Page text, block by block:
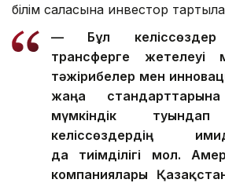
білім саласына инвестор
— Бұл келіссөздер
трансферге жетелеуі
тәжірибелер мен
жаңа
мүмкіндік
келіссөздердің
да тиімділігі мол.
компаниялары